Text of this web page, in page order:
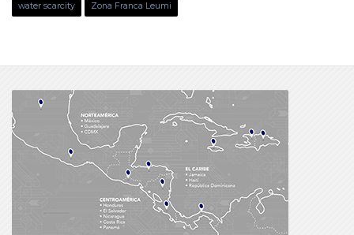
water scarcity Zona Franca Leumi